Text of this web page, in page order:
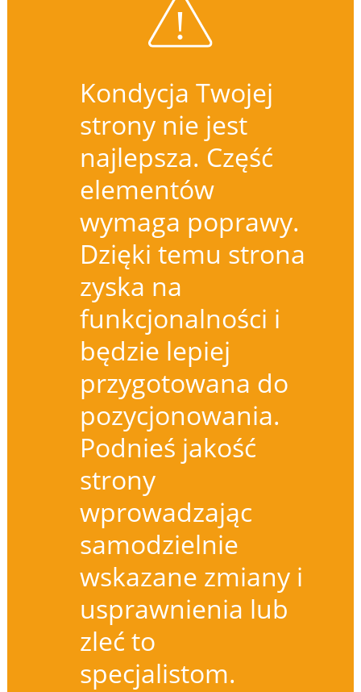
Kondycja Twojej
strony nie jest
najlepsza. Część
elementów
wymaga poprawy.
Dzięki temu strona
zyska na
funkcjonalności i
będzie lepiej
przygotowana do
pozycjonowania.
Podnieś jakość
strony
wprowadzając
samodzielnie
wskazane zmiany i
usprawnienia lub
zleć to
specjalistom.